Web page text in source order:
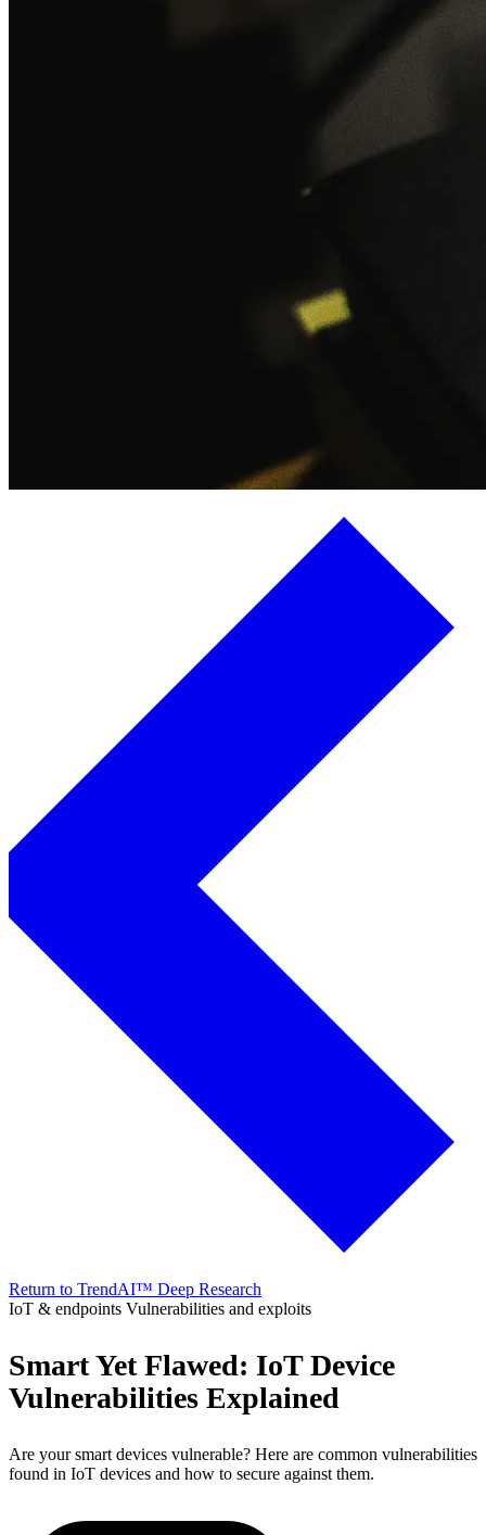
Return to TrendAI™ Deep Research
IoT & endpoints Vulnerabilities and exploits
Smart Yet Flawed: IoT Device
Vulnerabilities Explained
Are your smart devices vulnerable? Here are common vulnerabilities
found in IoT devices and how to secure against them.